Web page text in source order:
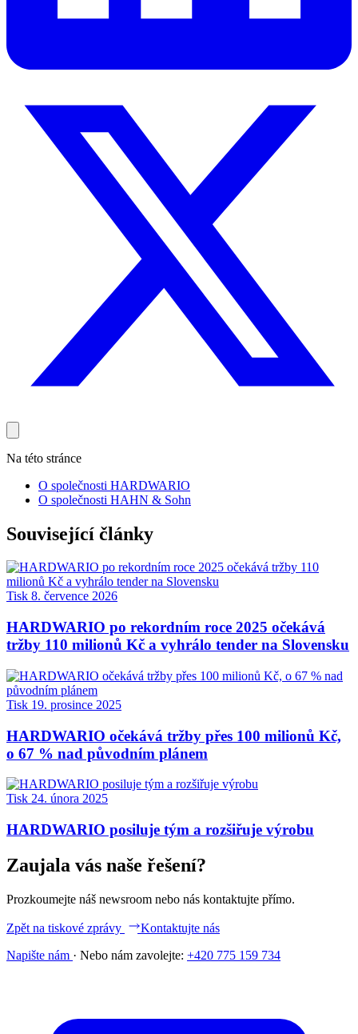
Na této stránce
O společnosti HARDWARIO
O společnosti HAHN & Sohn
Související články
Tisk 8. července 2026
HARDWARIO po rekordním roce 2025 očekává
tržby 110 milionů Kč a vyhrálo tender na Slovensku
Tisk 19. prosince 2025
HARDWARIO očekává tržby přes 100 milionů Kč,
o 67 % nad původním plánem
Tisk 24. února 2025
HARDWARIO posiluje tým a rozšiřuje výrobu
Zaujala vás naše řešení?
Prozkoumejte náš newsroom nebo nás kontaktujte přímo.
Zpět na tiskové zprávy
Kontaktujte nás
Napište nám · Nebo nám zavolejte: +420 775 159 734